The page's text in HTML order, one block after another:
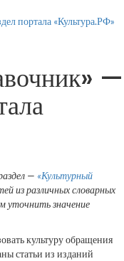
портала «Культура.РФ»
—
— «Культурный
из различных словарных
уточнить значение
культуру обращения
статьи из изданий